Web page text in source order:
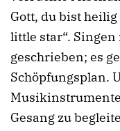
Gott, du bist
little star“.
geschrieben; es
Schöpfungsplan.
Gesang zu